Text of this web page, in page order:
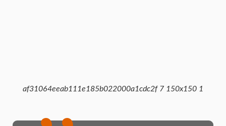
af31064eeab111e185b022000a1cdc2f 7 150x150 1